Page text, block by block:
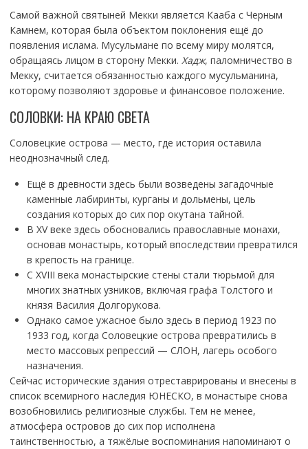
Самой важной святыней Мекки является Кааба с Черным
Камнем, которая была объектом поклонения ещё до
появления ислама. Мусульмане по всему миру молятся,
обращаясь лицом в сторону Мекки. Хадж, паломничество в
Мекку, считается обязанностью каждого мусульманина,
которому позволяют здоровье и финансовое положение.
СОЛОВКИ: НА КРАЮ СВЕТА
Соловецкие острова — место, где история оставила
неоднозначный след.
Ещё в древности здесь были возведены загадочные
каменные лабиринты, курганы и дольмены, цель
создания которых до сих пор окутана тайной.
В XV веке здесь обосновались православные монахи,
основав монастырь, который впоследствии превратился
в крепость на границе.
С XVIII века монастырские стены стали тюрьмой для
многих знатных узников, включая графа Толстого и
князя Василия Долгорукова.
Однако самое ужасное было здесь в период 1923 по
1933 год, когда Соловецкие острова превратились в
место массовых репрессий — СЛОН, лагерь особого
назначения.
Сейчас исторические здания отреставрированы и внесены в
список всемирного наследия ЮНЕСКО, в монастыре снова
возобновились религиозные службы. Тем не менее,
атмосфера островов до сих пор исполнена
таинственностью, а тяжёлые воспоминания напоминают о